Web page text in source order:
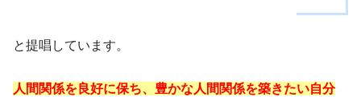
と提唱しています。
人間関係を良好に保ち、豊かな人間関係を築きたい自分